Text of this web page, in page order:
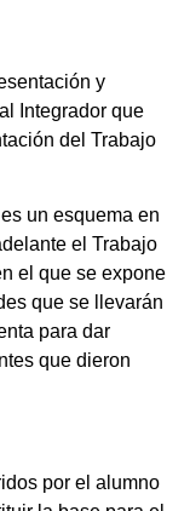
y
Integrador que
del Trabajo
un esquema en
el Trabajo
el que se expone
que se llevarán
para dar
que dieron
por el alumno